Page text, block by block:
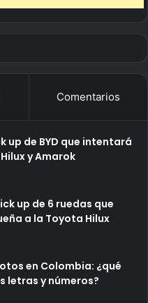
Comentarios
up de BYD que intentará
y Amarok
up de 6 ruedas que
a la Toyota Hilux
en Colombia: ¿qué
letras y números?